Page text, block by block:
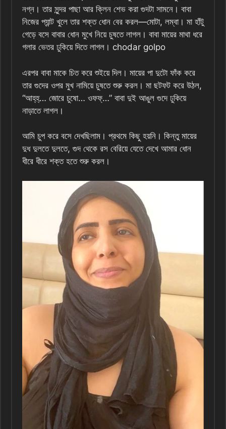
নগ্ন। তার সুন্দর পাছা আর ক্লিন শেভ করা গুদটা সামনে। বাবা
নিজের প্যান্ট খুলে তার শক্ত ধোন বের করল—মোটা, লম্বা। মা হাঁটু
গেড়ে বসে বাবার ধোন মুখে নিয়ে চুষতে লাগল। বাবা মায়ের মাথা ধরে
গলার ভেতর ঢুকিয়ে দিতে লাগল। chodar golpo
এরপর বাবা মাকে চিত করে শুইয়ে দিল। মায়ের পা দুটো ফাঁক করে
তার গুদের ওপর মুখ নামিয়ে চুষতে শুরু করল। মা ছটফট করে উঠল,
“আহ্‌হ্‌… জোরে চুষো… ওফফ্‌…” বাবা দুই আঙুল গুদে ঢুকিয়ে
নাড়াতে লাগল।
আমি চুপ করে বসে দেখছিলাম। প্রথমে কিছু হয়নি। কিন্তু মায়ের
দুধ দুলতে দুলতে, গুদ থেকে রস বেরিয়ে যেতে দেখে আমার ধোন
ধীরে ধীরে শক্ত হতে শুরু করল।